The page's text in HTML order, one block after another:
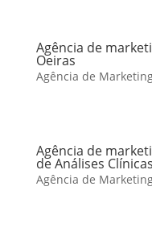
Agência de
Oeiras
Agência de
Agência de
de Análises
Agência de